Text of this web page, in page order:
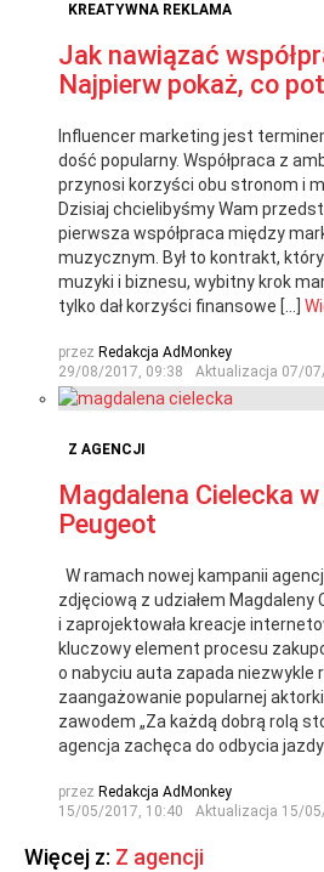
KREATYWNA REKLAMA
Jak nawiązać
Najpierw pokaż, co
Influencer marketing jest
dość popularny. Współpraca z
przynosi korzyści obu stronom i
Dzisiaj chcielibyśmy Wam
pierwsza współpraca między
muzycznym. Był to kontrakt,
muzyki i biznesu, wybitny krok
tylko dał korzyści finansowe […]
przez Redakcja AdMonkey
29/08/2017, 09:38
Aktualizacja 07/
Z AGENCJI
Magdalena Cielecka
Peugeot
W ramach nowej kampanii
zdjęciową z udziałem Magdaleny
i zaprojektowała kreacje
kluczowy element procesu
o nabyciu auta zapada niezwykle
zaangażowanie popularnej
zawodem „Za każdą dobrą rolą
agencja zachęca do odbycia jazdy
przez Redakcja AdMonkey
15/05/2017, 10:40
Aktualizacja 15/
Więcej z: Z agencji